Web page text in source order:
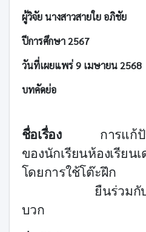
ผู้วิจัย นางสาวสายใย อภิชัย
ปีการศึกษา 2567
วันที่เผยแพร่ 9 เมษายน 2568
บทคัดย่อ
ชื่อเรื่อง
การแก้
ของนักเรียนห้องเรียน
โดยการใช้โต๊ะฝึก
ยืนร่วมกับการ
บวก